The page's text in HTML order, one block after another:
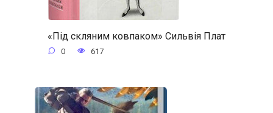
«Під скляним ковпаком» Сильвія Плат
0 617